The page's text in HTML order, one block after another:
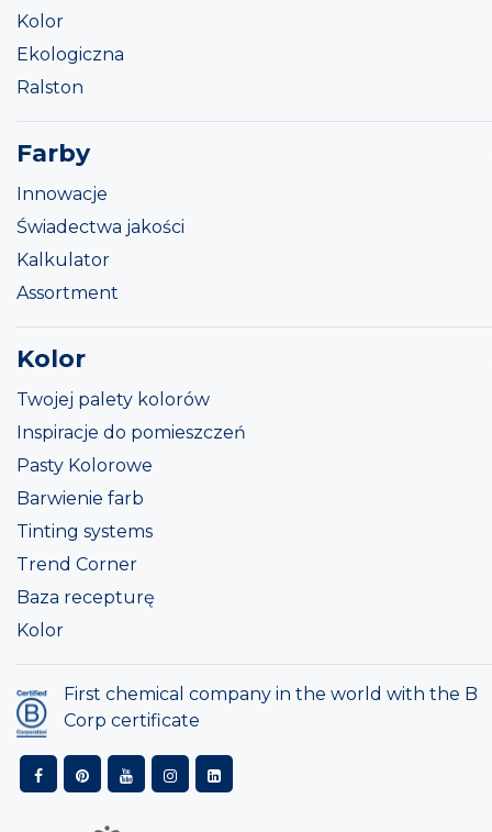
Kolor
Ekologiczna
Ralston
Farby
Innowacje
Świadectwa jakości
Kalkulator
Assortment
Kolor
Twojej palety kolorów
Inspiracje do pomieszczeń
Pasty Kolorowe
Barwienie farb
Tinting systems
Trend Corner
Baza recepturę
Kolor
First chemical company in the world with the B
Corp certificate